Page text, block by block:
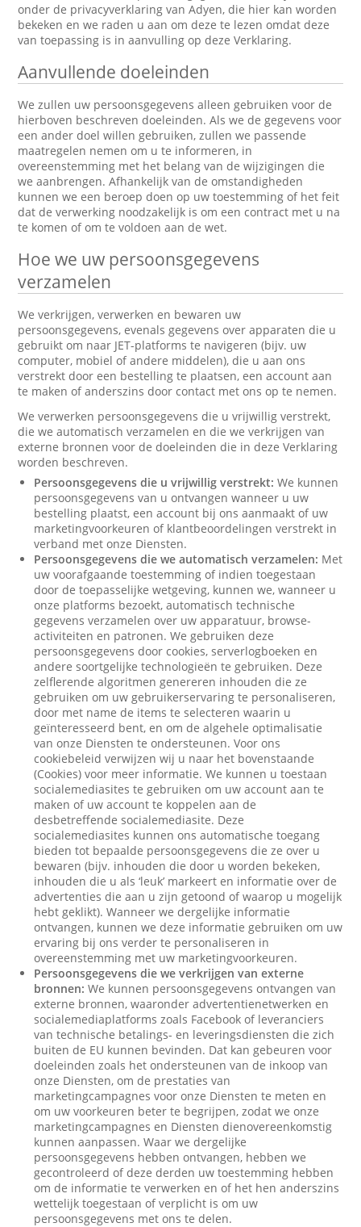
onder de privacyverklaring van Adyen, die hier kan worden
bekeken en we raden u aan om deze te lezen omdat deze
van toepassing is in aanvulling op deze Verklaring.
Aanvullende doeleinden
We zullen uw persoonsgegevens alleen gebruiken voor de
hierboven beschreven doeleinden. Als we de gegevens voor
een ander doel willen gebruiken, zullen we passende
maatregelen nemen om u te informeren, in
overeenstemming met het belang van de wijzigingen die
we aanbrengen. Afhankelijk van de omstandigheden
kunnen we een beroep doen op uw toestemming of het feit
dat de verwerking noodzakelijk is om een contract met u na
te komen of om te voldoen aan de wet.
Hoe we uw persoonsgegevens
verzamelen
We verkrijgen, verwerken en bewaren uw
persoonsgegevens, evenals gegevens over apparaten die u
gebruikt om naar JET-platforms te navigeren (bijv. uw
computer, mobiel of andere middelen), die u aan ons
verstrekt door een bestelling te plaatsen, een account aan
te maken of anderszins door contact met ons op te nemen.
We verwerken persoonsgegevens die u vrijwillig verstrekt,
die we automatisch verzamelen en die we verkrijgen van
externe bronnen voor de doeleinden die in deze Verklaring
worden beschreven.
Persoonsgegevens die u vrijwillig verstrekt: We kunnen
persoonsgegevens van u ontvangen wanneer u uw
bestelling plaatst, een account bij ons aanmaakt of uw
marketingvoorkeuren of klantbeoordelingen verstrekt in
verband met onze Diensten.
Persoonsgegevens die we automatisch verzamelen: Met
uw voorafgaande toestemming of indien toegestaan
door de toepasselijke wetgeving, kunnen we, wanneer u
onze platforms bezoekt, automatisch technische
gegevens verzamelen over uw apparatuur, browse-
activiteiten en patronen. We gebruiken deze
persoonsgegevens door cookies, serverlogboeken en
andere soortgelijke technologieën te gebruiken. Deze
zelflerende algoritmen genereren inhouden die ze
gebruiken om uw gebruikerservaring te personaliseren,
door met name de items te selecteren waarin u
geïnteresseerd bent, en om de algehele optimalisatie
van onze Diensten te ondersteunen. Voor ons
cookiebeleid verwijzen wij u naar het bovenstaande
(Cookies) voor meer informatie. We kunnen u toestaan
socialemediasites te gebruiken om uw account aan te
maken of uw account te koppelen aan de
desbetreffende socialemediasite. Deze
socialemediasites kunnen ons automatische toegang
bieden tot bepaalde persoonsgegevens die ze over u
bewaren (bijv. inhouden die door u worden bekeken,
inhouden die u als ‘leuk’ markeert en informatie over de
advertenties die aan u zijn getoond of waarop u mogelijk
hebt geklikt). Wanneer we dergelijke informatie
ontvangen, kunnen we deze informatie gebruiken om uw
ervaring bij ons verder te personaliseren in
overeenstemming met uw marketingvoorkeuren.
Persoonsgegevens die we verkrijgen van externe
bronnen: We kunnen persoonsgegevens ontvangen van
externe bronnen, waaronder advertentienetwerken en
socialemediaplatforms zoals Facebook of leveranciers
van technische betalings- en leveringsdiensten die zich
buiten de EU kunnen bevinden. Dat kan gebeuren voor
doeleinden zoals het ondersteunen van de inkoop van
onze Diensten, om de prestaties van
marketingcampagnes voor onze Diensten te meten en
om uw voorkeuren beter te begrijpen, zodat we onze
marketingcampagnes en Diensten dienovereenkomstig
kunnen aanpassen. Waar we dergelijke
persoonsgegevens hebben ontvangen, hebben we
gecontroleerd of deze derden uw toestemming hebben
om de informatie te verwerken en of het hen anderszins
wettelijk toegestaan of verplicht is om uw
persoonsgegevens met ons te delen.